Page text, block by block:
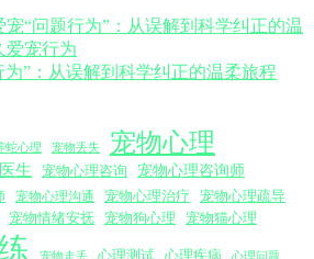
”：从误解到科学纠正的温柔旅程
蛇心理 宠物丢失 宠物心理
生 宠物心理咨询 宠物心理咨询师
宠物心理沟通 宠物心理治疗
宠物心理疏导
宠物情绪安抚 宠物狗心理 宠物猫心理
宠物走丢 心理测试 心理疾病 心理问题